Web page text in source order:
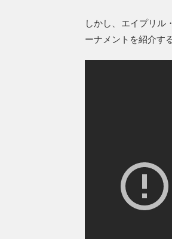
しかし、エイプリル
ーナメントを紹介す